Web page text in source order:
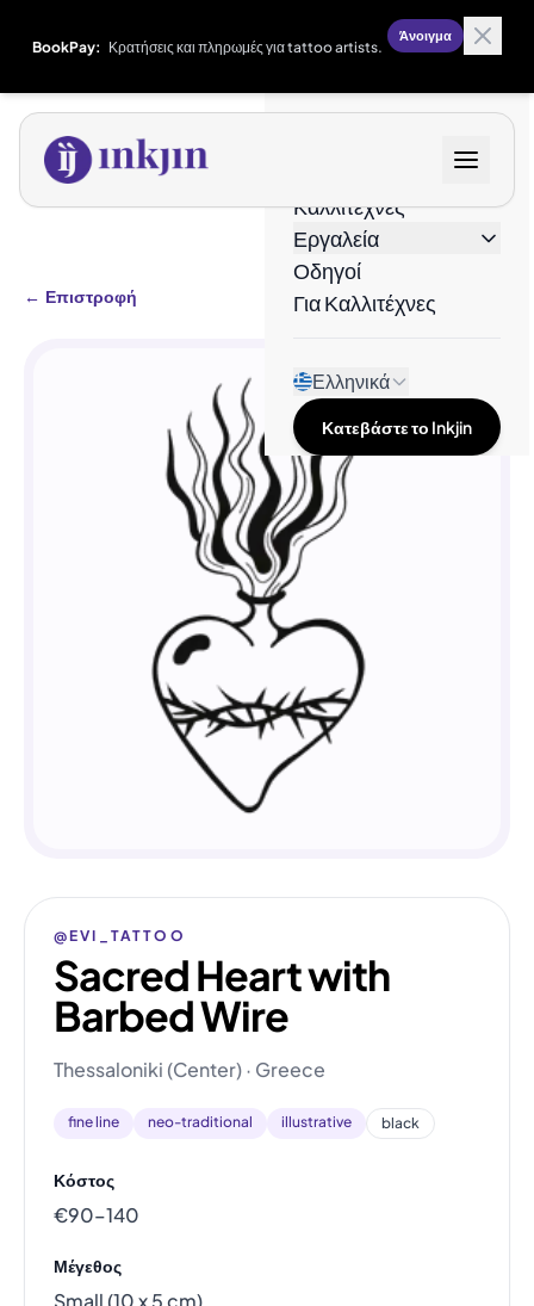
BookPay: Κρατήσεις και πληρωμές για tattoo artists.
Άνοιγμα
Καλλιτέχνες
Εργαλεία
Οδηγοί
Για Καλλιτέχνες
Ελληνικά
Κατεβάστε το Inkjin
← Επιστροφή
@EVI_TATTOO
Sacred Heart with
Barbed Wire
Thessaloniki (Center) · Greece
fine line neo-traditional illustrative black
Κόστος
€90–140
Μέγεθος
Small (10 x 5 cm)